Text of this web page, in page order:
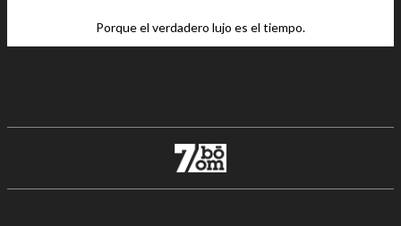
Porque el verdadero lujo es el tiempo.